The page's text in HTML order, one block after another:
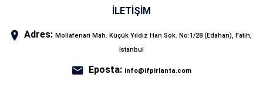
İLETİŞİM
Adres: Mollafenari Mah. Küçük Yıldız Han Sok. No:1/28 (Edahan), Fatih,
İstanbul
Eposta: info@ifpirlanta.com